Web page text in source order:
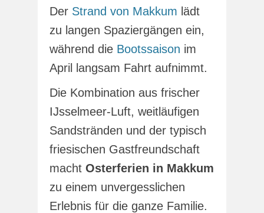
Der Strand von Makkum lädt
zu langen Spaziergängen ein,
während die Bootssaison im
April langsam Fahrt aufnimmt.
Die Kombination aus frischer
IJsselmeer-Luft, weitläufigen
Sandstränden und der typisch
friesischen Gastfreundschaft
macht Osterferien in Makkum
zu einem unvergesslichen
Erlebnis für die ganze Familie.